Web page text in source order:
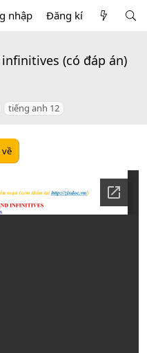
nhập Đăng kí
(có đáp án)
tiếng anh 12
về